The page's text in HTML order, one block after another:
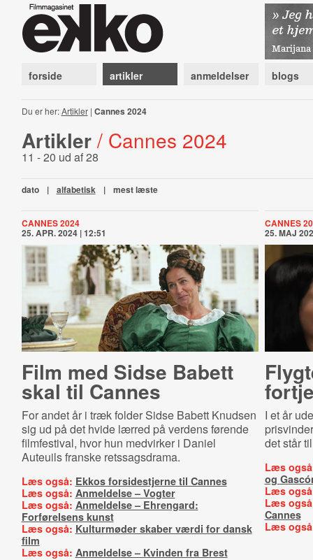
forside artikler anmeldelser blogs
Du er her:Artikler| Cannes 2024
Artikler / Cannes 2024
11 - 20 ud af 28
dato | alfabetisk | mest læste
CANNES 2024
25. APR. 2024 | 12:51
Film med Sidse Babett
skal til Cannes
For andet år i træk folder Sidse Babett Knudsen
sig ud på det hvide lærred på verdens førende
filmfestival, hvor hun medvirker i Daniel
Auteuils franske retssagsdrama.
Læs også: Ekkos forsidestjerne til Cannes
Læs også: Anmeldelse – Vogter
Læs også: Anmeldelse – Ehrengard:
Forførelsens kunst
Læs også: Kulturmøder skaber værdi for dansk
film
Læs også: Anmeldelse – Kvinden fra Brest
CANNES
25. MAJ
I et år
det står
Læs
og
Læs
Læs
Cannes
Læs